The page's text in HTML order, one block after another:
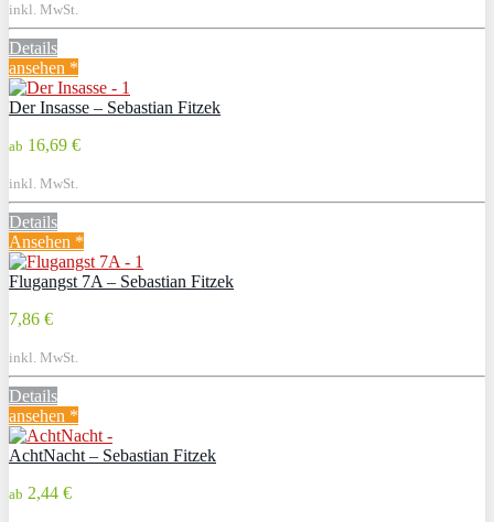
inkl. MwSt.
Details
ansehen *
Der Insasse – Sebastian Fitzek
ab 16,69 €
inkl. MwSt.
Details
Ansehen *
Flugangst 7A – Sebastian Fitzek
7,86 €
inkl. MwSt.
Details
ansehen *
AchtNacht – Sebastian Fitzek
ab 2,44 €